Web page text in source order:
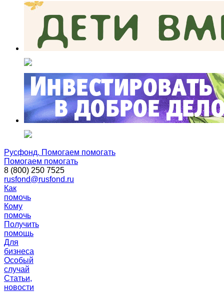
Русфонд. Помогаем помогать
Помогаем помогать
8 (800) 250 7525
rusfond@rusfond.ru
Как
помочь
Кому
помочь
Получить
помощь
Для
бизнеса
Особый
случай
Статьи,
новости